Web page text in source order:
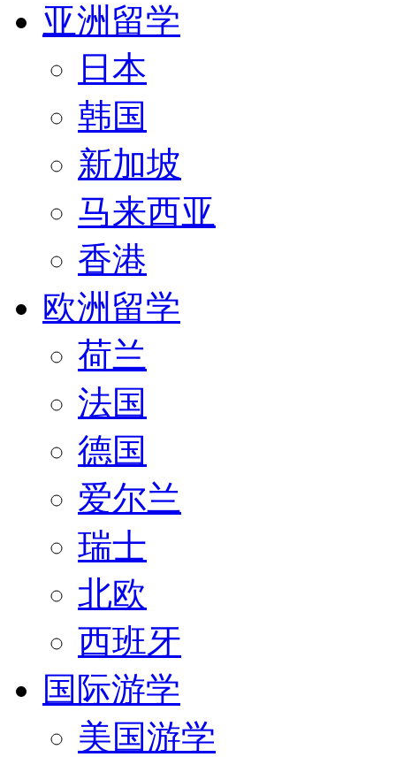
亚洲留学
日本
韩国
新加坡
马来西亚
香港
欧洲留学
荷兰
法国
德国
爱尔兰
瑞士
北欧
西班牙
国际游学
美国游学